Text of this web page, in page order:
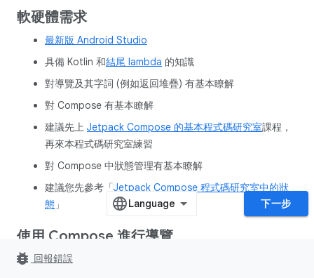
軟硬體需求
最新版 Android Studio
具備 Kotlin 和結尾 lambda 的知識
對導覽及其字詞 (例如返回堆疊) 有基本瞭解
對 Compose 有基本瞭解
建議先上 Jetpack Compose 的基本程式碼研究室課程，
再來本程式碼研究室練習
對 Compose 中狀態管理有基本瞭解
建議您先參考「Jetpack Compose 程式碼研究室中的狀
態 」
使用 Compose 進行導覽
Navigation是 Jetpack 的程式庫，能讓您從應用程式內的一個
下一步
bug_report 回報錯誤